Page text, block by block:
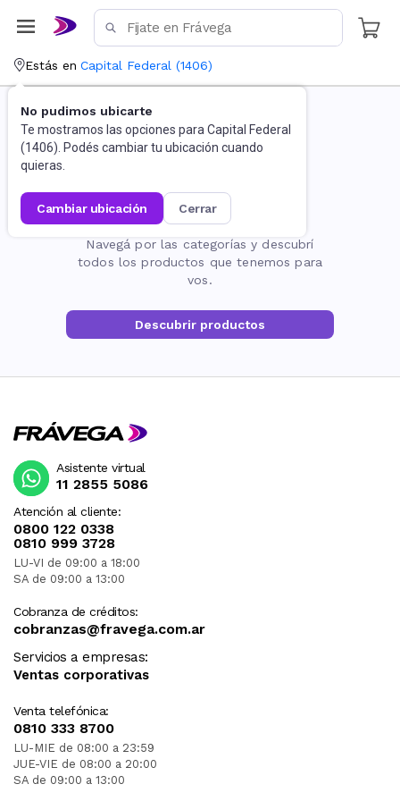
Estás en Capital Federal (1406)
No pudimos ubicarte
Te mostramos las opciones para Capital Federal
(1406). Podés cambiar tu ubicación cuando
quieras.
cambiar ubicación cerrar
La página no existe
Navegá por las categorías y descubrí
todos los productos que tenemos para
vos.
Descubrir productos
Atención al cliente:
0800 122 0338
0810 999 3728
LU-VI de 09:00 a 18:00
SA de 09:00 a 13:00
Cobranza de créditos:
cobranzas@fravega.com.ar
Servicios a empresas:
Ventas corporativas
Venta telefónica:
0810 333 8700
LU-MIE de 08:00 a 23:59
JUE-VIE de 08:00 a 20:00
SA de 09:00 a 13:00
Asistente virtual
11 2855 5086